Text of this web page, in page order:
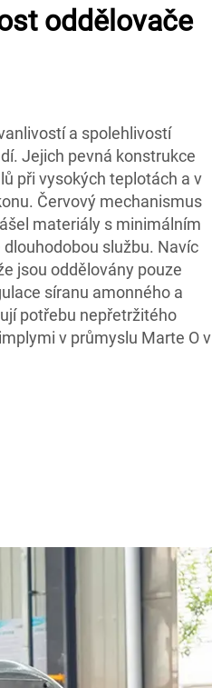
oddělovače
a spolehlivostí
Jejich pevná konstrukce
při vysokých teplotách a v
Červový mechanismus
materiály s minimálním
službu. Navíc
jsou oddělovány pouze
síranu amonného a
potřebu nepřetržitého
v průmyslu Marte O v